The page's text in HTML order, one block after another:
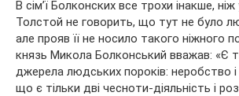
В сім’ї Болконских все трохи інакше,
Толстой не говорить, що тут не було
але прояв її не носило такого ніжного
князь Микола Болконський вважав: «Є
джерела людських пороків: неробство і
що є тільки дві чесноти-діяльність і